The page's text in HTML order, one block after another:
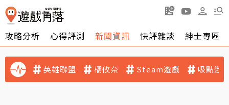
攻略分析 心得評測 新聞資訊 快評雜談 紳士專區
英雄聯盟 橘攸奈 Steam遊戲 吸點迷